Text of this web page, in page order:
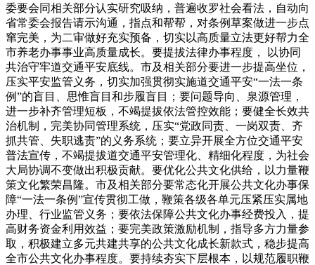
委要会同相关部分认实研究吸纳，普遍收罗社会看法，自动向
省常委会报告请示沟通，指点和帮帮，对条例草案做进一步点
窜完美，为二审做好充实预备，切实以高质量立法更好帮力全
市养老办事事业高质量成长。要提拔法律办事程度， 以协同
共治守牢道交通平安底线。市及相关部分要进一步提高坐位，
压实平安监管义务，切实加强贯彻实施道交通平安“一法一条
例”的盲目、思惟盲目和步履盲目；要问题导向、泉源管理，
进一步补齐管理短板，不竭提拔依法管控效能；要健全长效共
治机制，完美协同管理系统，压实“党政同责、一岗双责、齐
抓共管、失职逃责”的义务系统；要立异开展全方位交通平安
普法宣传，不竭提拔道交通平安管理化、精细化程度，为社会
大局协调不变做出积极贡献。要优化公共文化供给，以力量鞭
策文化繁荣昌隆。市及相关部分要常态化开展公共文化办事保
障“一法一条例”宣传贯彻工做，鞭策各级各单元压紧压实属地
办理、行业监管义务；要依法保障公共文化办事经费投入，提
高财务资金利用效益；要完美政策激励机制，指导多方力量参
取，积极建立多元共建共享的公共文化成长新款式，稳步提高
全市公共文化办事程度。要持续夯实下层根本，以规范履职鞭